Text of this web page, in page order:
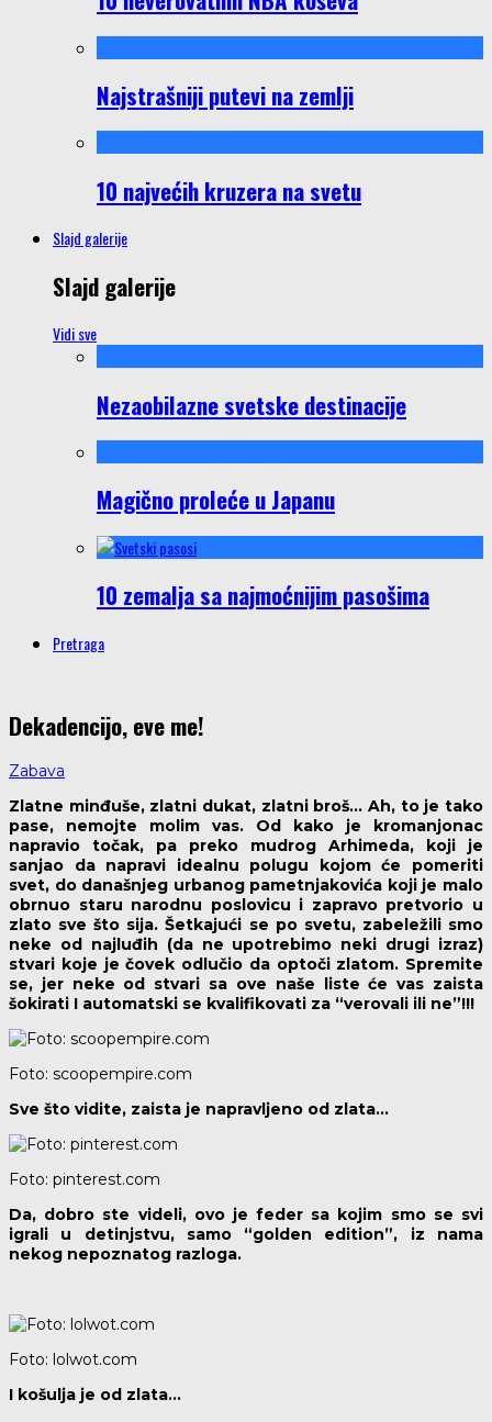
Najstrašniji putevi na zemlji
10 najvećih kruzera na svetu
Slajd galerije
Slajd galerije
Vidi sve
Nezaobilazne svetske destinacije
Magično proleće u Japanu
10 zemalja sa najmoćnijim pasošima
Pretraga
Dekadencijo, eve me!
Zabava
Zlatne minđuše, zlatni dukat, zlatni broš… Ah, to je tako
pase, nemojte molim vas. Od kako je kromanjonac
napravio točak, pa preko mudrog Arhimeda, koji je
sanjao da napravi idealnu polugu kojom će pomeriti
svet, do današnjeg urbanog pametnjakovića koji je malo
obrnuo staru narodnu poslovicu i zapravo pretvorio u
zlato sve što sija. Šetkajući se po svetu, zabeležili smo
neke od najluđih (da ne upotrebimo neki drugi izraz)
stvari koje je čovek odlučio da optoči zlatom. Spremite
se, jer neke od stvari sa ove naše liste će vas zaista
šokirati I automatski se kvalifikovati za “verovali ili ne”!!!
Foto: scoopempire.com
Sve što vidite, zaista je napravljeno od zlata…
Foto: pinterest.com
Da, dobro ste videli, ovo je feder sa kojim smo se svi
igrali u detinjstvu, samo “golden edition”, iz nama
nekog nepoznatog razloga.
Foto: lolwot.com
I košulja je od zlata…